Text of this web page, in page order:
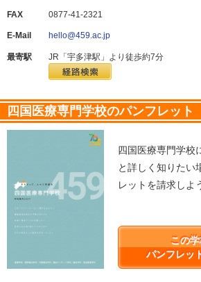
FAX 0877-41-2321
E-Mail hello@459.ac.jp
最寄駅 JR「宇多津駅」より徒歩約7分
四国医療専門学校のパンフレット
四国医療専門学校
と詳しく知りたい
レットを請求しよ
この
パンフレッ